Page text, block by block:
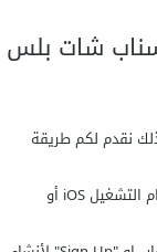
شات بلس
نقدم لكم طريقة
لنظام التشغيل iOS أو